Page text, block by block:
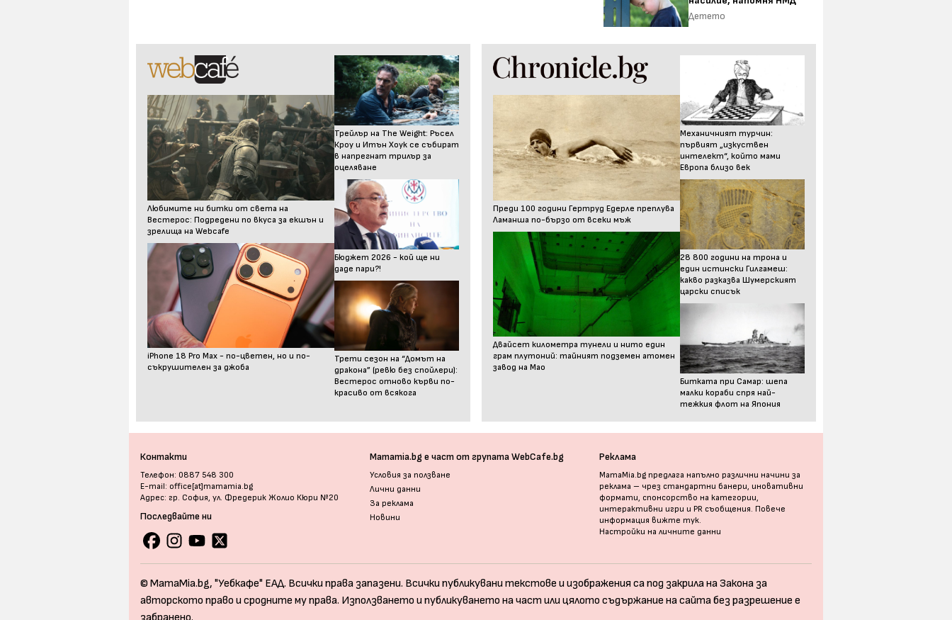
Детето
Любимите ни битки от света на
Вестерос: Подредени по вкуса за екшън и
зрелища на Webcafe
iPhone 18 Pro Max - по-цветен, но и по-
съкрушителен за джоба
Трейлър на The Weight: Ръсел
Кроу и Итън Хоук се събират
в напрегнат трилър за
оцеляване
Бюджет 2026 - кой ще ни
даде пари?!
Трети сезон на “Домът на
дракона” (ревю без спойлери):
Вестерос отново кърви по-
красиво от всякога
Преди 100 години Гертруд Едерле преплува
Ламанша по-бързо от всеки мъж
Двайсет километра тунели и нито един
грам плутоний: тайният подземен атомен
завод на Мао
Механичният турчин:
първият „изкуствен
интелект“, който мами
Европа близо век
28 800 години на трона и
един истински Гилгамеш:
какво разказва Шумерският
царски списък
Битката при Самар: шепа
малки кораби спря най-
тежкия флот на Япония
Контакти
Телефон: 0887 548 300
E-mail: office[at]mamamia.bg
Адрес: гр. София, ул. Фредерик Жолио Кюри №20
Последвайте ни
Mamamia.bg е част от групата WebCafe.bg
Условия за ползване
Лични данни
За реклама
Новини
Реклама
MamaMia.bg предлага напълно различни начини за
реклама – чрез стандартни банери, иновативни
формати, спонсорство на категории,
интерактивни игри и PR съобщения. Повече
информация вижте тук.
Настройки на личните данни
© MamaMia.bg, "Уебкафе" ЕАД. Всички права запазени. Всички публикувани текстове и изображения са под закрила на Закона за
авторското право и сродните му права. Използването и публикуването на част или цялото съдържание на сайта без разрешение е